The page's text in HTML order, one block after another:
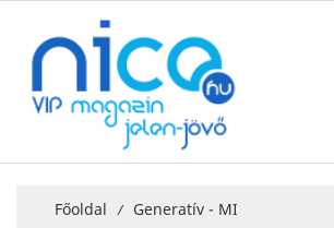
Főoldal / Generatív - MI